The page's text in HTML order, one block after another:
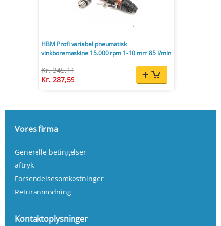
HBM Profi variabel pneumatisk
vinkboremaskine 15.000 rpm 1-10 mm 85 l/min
Kr. 345,11
Kr. 287,59
Vores firma
Generelle betingelser
aftryk
Forsendelsesomkostninger
Returanmodning
Kontaktoplysninger